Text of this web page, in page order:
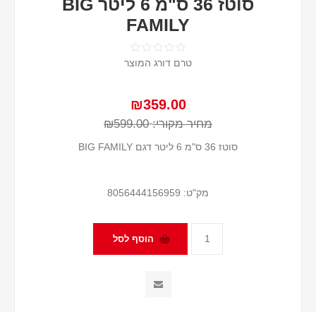
סוטז 36 ס"מ 6 ליטר BIG
FAMILY
טרם דורג המוצר
₪359.00
מחיר מקורי: ₪599.00
סוטז 36 ס"מ 6 ליטר דגם BIG FAMILY
מק"ט: 8056444156959